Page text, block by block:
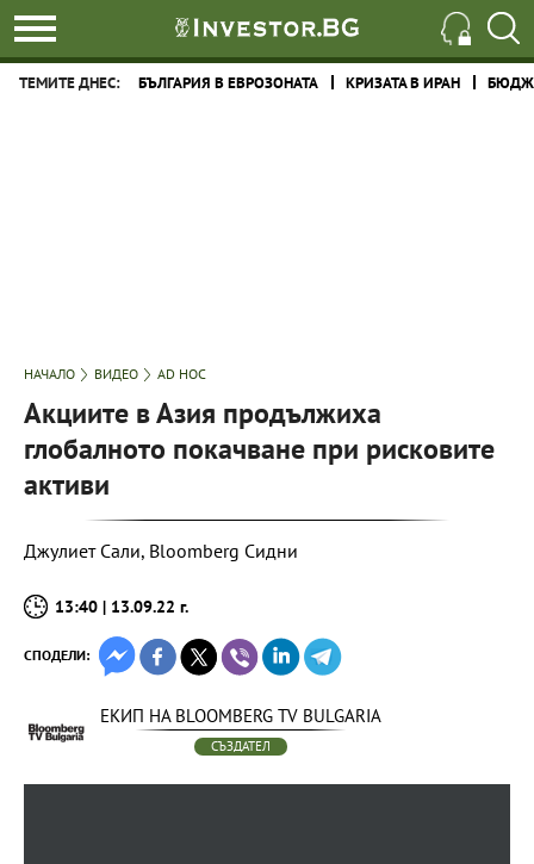
ТЕМИТЕ ДНЕС: БЪЛГАРИЯ В ЕВРОЗОНАТА КРИЗАТА В ИРАН
НАЧАЛО ВИДЕО AD HOC
Акциите в Азия продължиха
глобалното покачване при рисковите
активи
Джулиет Сали, Bloomberg Сидни
13:40 | 13.09.22 г.
СПОДЕЛИ:
ЕКИП НА BLOOMBERG TV BULGARIA
СЪЗДАТЕЛ